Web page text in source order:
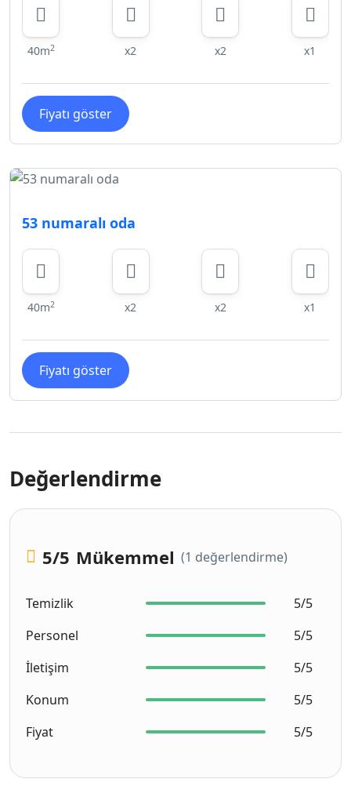
40m2 x2 x2 x1
Fiyatı göster
53 numaralı oda
40m2 x2 x2 x1
Fiyatı göster
Değerlendirme
5/5 Mükemmel (1 değerlendirme)
Temizlik
5/5
Personel
5/5
İletişim
5/5
Konum
5/5
Fiyat
5/5